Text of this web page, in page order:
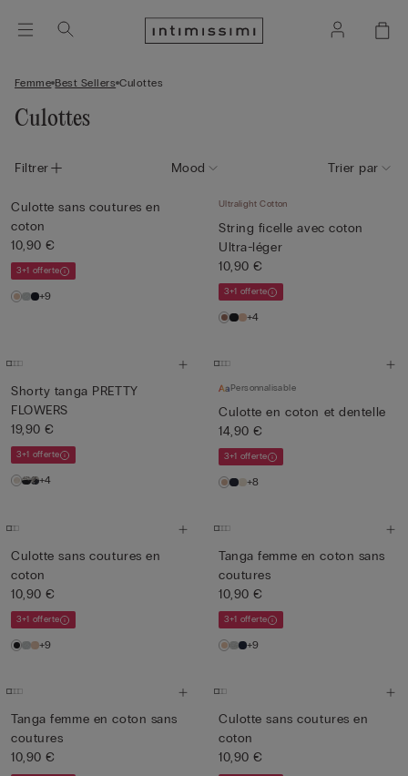
Femme Best Sellers Culottes
Culottes
Filtrer Mood Trier par
Culotte sans coutures en
coton
10,90 €
3+1 offerte
+9
Ultralight Cotton
String ficelle avec coton
Ultra-léger
10,90 €
3+1 offerte
+4
Shorty tanga PRETTY
FLOWERS
19,90 €
3+1 offerte
+4
Personnalisable
Culotte en coton et dentelle
14,90 €
3+1 offerte
+8
Culotte sans coutures en
coton
10,90 €
3+1 offerte
+9
Tanga femme en coton sans
coutures
10,90 €
3+1 offerte
+9
Tanga femme en coton sans
coutures
10,90 €
Culotte sans coutures en
coton
10,90 €